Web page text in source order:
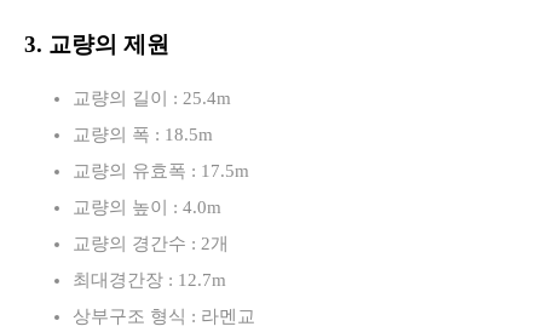
3. 교량의 제원
교량의 길이 : 25.4m
교량의 폭 : 18.5m
교량의 유효폭 : 17.5m
교량의 높이 : 4.0m
교량의 경간수 : 2개
최대경간장 : 12.7m
상부구조 형식 : 라멘교